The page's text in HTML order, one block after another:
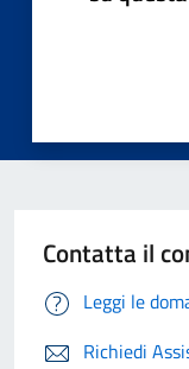
Contatta il
Leggi le
Richiedi